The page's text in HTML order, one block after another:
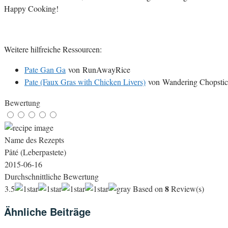
Happy Cooking!
Weitere hilfreiche Ressourcen:
Pate Gan Ga von RunAwayRice
Pate (Faux Gras with Chicken Livers) von Wandering
Bewertung
Name des Rezepts
Pâté (Leberpastete)
2015-06-16
Durchschnittliche Bewertung
3.5
Based on 8Review(s)
Ähnliche Beiträge